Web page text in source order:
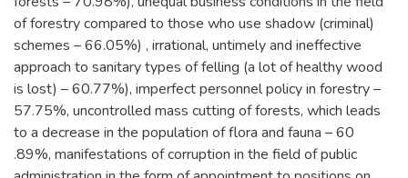
of forestry compared to those who use shadow (criminal)
schemes – 66.05%) , irrational, untimely and ineffective
approach to sanitary types of felling (a lot of healthy wood
is lost) – 60.77%), imperfect personnel policy in forestry –
57.75%, uncontrolled mass cutting of forests, which leads
to a decrease in the population of flora and fauna – 60
.89%, manifestations of corruption in the field of public